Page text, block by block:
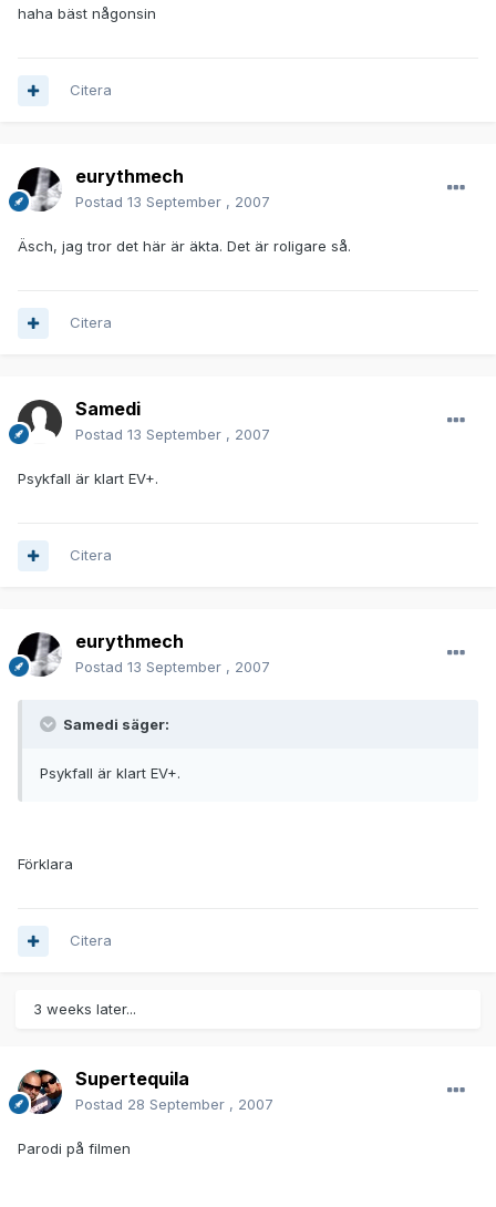
haha bäst någonsin
Citera
eurythmech
Postad 13 September , 2007
Äsch, jag tror det här är äkta. Det är roligare så.
Citera
Samedi
Postad 13 September , 2007
Psykfall är klart EV+.
Citera
eurythmech
Postad 13 September , 2007
Samedi säger:
Psykfall är klart EV+.
Förklara
Citera
3 weeks later...
Supertequila
Postad 28 September , 2007
Parodi på filmen